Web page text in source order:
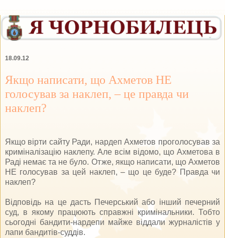
18.09.12
Якщо написати, що Ахметов НЕ
голосував за наклеп, – це правда чи
наклеп?
Якщо вірти сайту Ради, нардеп Ахметов проголосував за
криміналізацію наклепу. Але всім відомо, що Ахметова в
Раді немає та не було. Отже, якщо написати, що Ахметов
НЕ голосував за цей наклеп, – що це буде? Правда чи
наклеп?
Відповідь на це дасть Печерський або інший печерний
суд, в якому працюють справжні кримінальники. Тобто
сьогодні бандити-нардепи майже віддали журналістів у
лапи бандитів-суддів.